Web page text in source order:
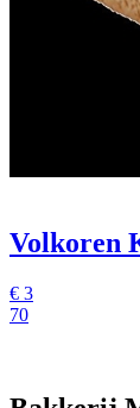
Volkoren
€ 3
70